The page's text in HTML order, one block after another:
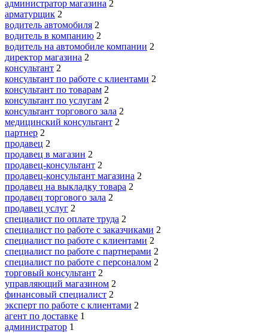
администратор магазина 2
арматурщик 2
водитель автомобиля 2
водитель в компанию 2
водитель на автомобиле компании 2
директор магазина 2
консультант 2
консультант по работе с клиентами 2
консультант по товарам 2
консультант по услугам 2
консультант торгового зала 2
медицинский консультант 2
партнер 2
продавец 2
продавец в магазин 2
продавец-консультант 2
продавец-консультант магазина 2
продавец на выкладку товара 2
продавец торгового зала 2
продавец услуг 2
специалист по оплате труда 2
специалист по работе с заказчиками 2
специалист по работе с клиентами 2
специалист по работе с партнерами 2
специалист по работе с персоналом 2
торговый консультант 2
управляющий магазином 2
финансовый специалист 2
эксперт по работе с клиентами 2
агент по доставке 1
администратор 1